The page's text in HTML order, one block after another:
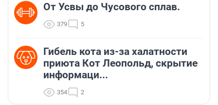
От Усвы до Чусового сплав.
379 5
Гибель кота из-за халатности
приюта Кот Леопольд, скрытиe
информаци...
354 2